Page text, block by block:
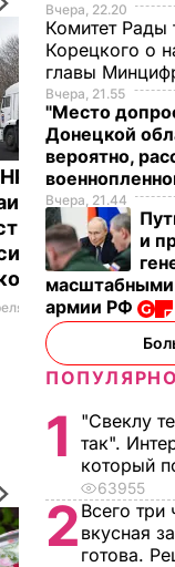
заявили, что
ВОЙНА В
УКРАИНЕ
Вчера, 22.20
Комитет Рады
Корецкого о
главы
Вчера, 21.55
"Место
Донецкой
вероятно,
Вчера, 21.44
и
масштабными
армии РФ
1
"Свеклу
так".
который
63955
2 Всего три
вкусная
готова.